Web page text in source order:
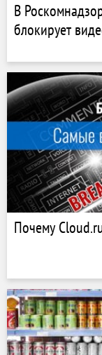
В
блокирует
Почему